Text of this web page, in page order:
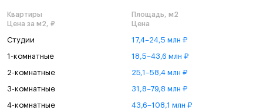
Квартиры
Площадь, м2
Цена за м2, ₽
Цена
Студии 17,4–24,5 млн ₽
1-комнатные 18,5–43,6 млн ₽
2-комнатные 25,1–58,4 млн ₽
3-комнатные 31,8–79,8 млн ₽
4-комнатные 43,6–108,1 млн ₽